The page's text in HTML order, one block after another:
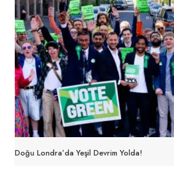
Doğu Londra’da Yeşil Devrim Yolda!